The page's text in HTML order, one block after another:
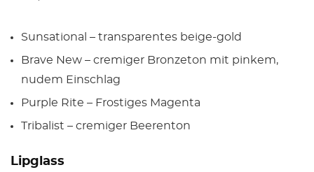
Sunsational – transparentes beige-gold
Brave New – cremiger Bronzeton mit pinkem,
nudem Einschlag
Purple Rite – Frostiges Magenta
Tribalist – cremiger Beerenton
Lipglass